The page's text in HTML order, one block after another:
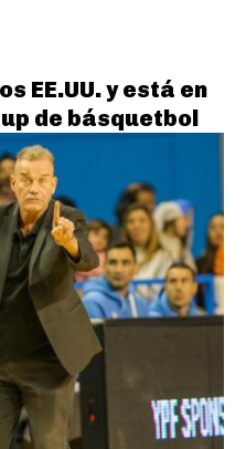
EE.UU. y está en
de básquetbol